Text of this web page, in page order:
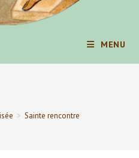
MENU
> Sainte rencontre